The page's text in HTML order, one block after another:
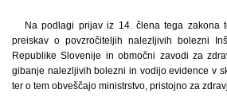
Na podlagi prijav iz 14. člena tega zakona
preiskav o povzročiteljih nalezljivih bolezni
Republike Slovenije in območni zavodi za
gibanje nalezljivih bolezni in vodijo evidence v
ter o tem obveščajo ministrstvo, pristojno za